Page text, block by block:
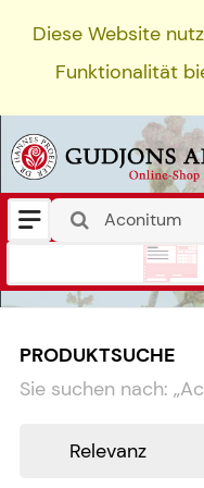
Diese Website
Funktionalität
PRODUKTSUCHE
Sie suchen nach: „